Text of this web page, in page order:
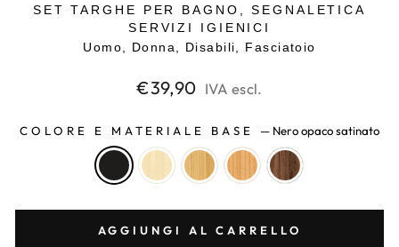
SET TARGHE PER BAGNO, SEGNALETICA
SERVIZI IGIENICI
Uomo, Donna, Disabili, Fasciatoio
Prezzo
listino
€39,90 IVA escl.
COLORE E MATERIALE BASE— Nero opaco satinato
AGGIUNGI AL CARRELLO